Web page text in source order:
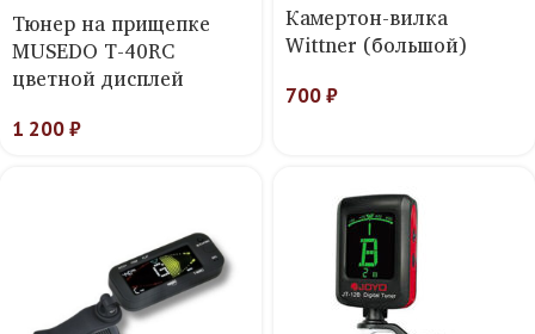
Тюнер на прищепке
MUSEDO T-40RC
цветной дисплей
1 200₽
Камертон-вилка
Wittner (большой)
700₽